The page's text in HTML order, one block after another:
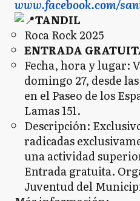
www.facebook.com/
TANDIL
Roca Rock 2025
ENTRADA
Fecha, hora y lugar:
domingo 27, desde
en el Paseo de los
Lamas 151.
Descripción:
radicadas
una actividad
Entrada gratuita.
Juventud del